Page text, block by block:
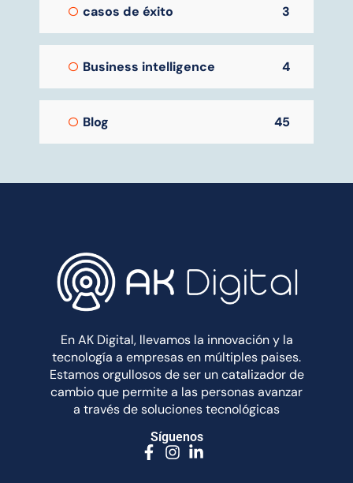
casos de éxito 3
Business intelligence 4
Blog 45
En AK Digital, llevamos la innovación y la
tecnología a empresas en múltiples paises.
Estamos orgullosos de ser un catalizador de
cambio que permite a las personas avanzar
a través de soluciones tecnológicas
Síguenos